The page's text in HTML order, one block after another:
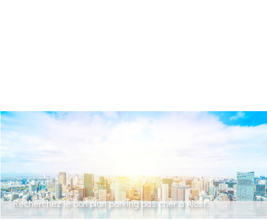
Recherchez le bon plan parking pas cher à Alost.